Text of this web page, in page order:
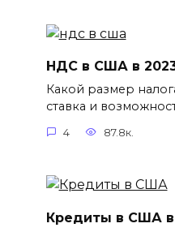
НДС в США в
Какой размер
ставка и
4 87.8к.
Кредиты в США в